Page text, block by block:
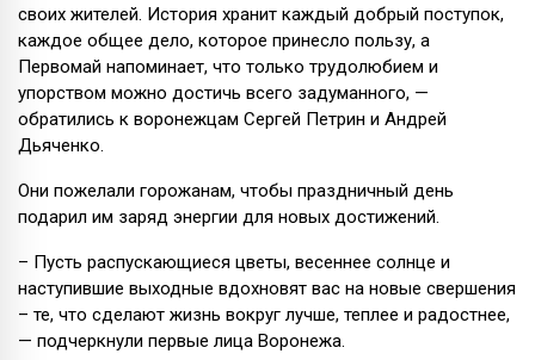
своих жителей. История хранит каждый добрый поступок,
каждое общее дело, которое принесло пользу, а
Первомай напоминает, что только трудолюбием и
упорством можно достичь всего задуманного, —
обратились к воронежцам Сергей Петрин и Андрей
Дьяченко.
Они пожелали горожанам, чтобы праздничный день
подарил им заряд энергии для новых достижений.
– Пусть распускающиеся цветы, весеннее солнце и
наступившие выходные вдохновят вас на новые свершения
– те, что сделают жизнь вокруг лучше, теплее и радостнее,
— подчеркнули первые лица Воронежа.